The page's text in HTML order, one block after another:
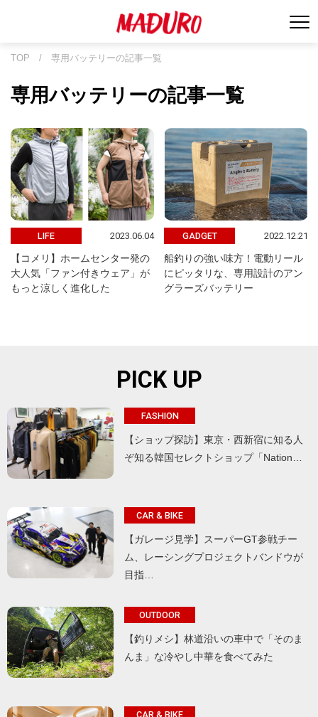
TOP / 専用バッテリーの記事一覧
専用バッテリーの記事一覧
LIFE 2023.06.04
【コメリ】ホームセンター発の
大人気「ファン付きウェア」が
もっと涼しく進化した
GADGET 2022.12.21
船釣りの強い味方！電動リール
にピッタリな、専用設計のアン
グラーズバッテリー
PICK UP
FASHION
【ショップ探訪】東京・西新宿に知る人
ぞ知る韓国セレクトショップ「Nation…
CAR & BIKE
【ガレージ見学】スーパーGT参戦チー
ム、レーシングプロジェクトバンドウが
目指…
OUTDOOR
【釣りメシ】林道沿いの車中で「そのま
んま」な冷やし中華を食べてみた
CAR & BIKE